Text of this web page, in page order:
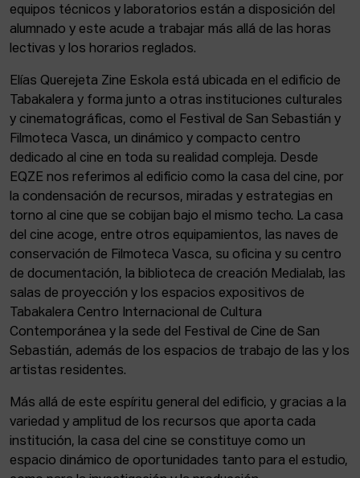
20012 Donostia / San Sebastián
T. 0034 943 545 005
E. info@zine-eskola.eus
equipos técnicos y laboratorios están a disposición del
alumnado y este acude a trabajar más allá de las horas
lectivas y los horarios reglados.
Elías Querejeta Zine Eskola está ubicada en el edificio de
Tabakalera y forma junto a otras instituciones culturales
y cinematográficas, como el Festival de San Sebastián y
Filmoteca Vasca, un dinámico y compacto centro
dedicado al cine en toda su realidad compleja. Desde
EQZE nos referimos al edificio como la casa del cine, por
la condensación de recursos, miradas y estrategias en
torno al cine que se cobijan bajo el mismo techo. La casa
del cine acoge, entre otros equipamientos, las naves de
conservación de Filmoteca Vasca, su oficina y su centro
de documentación, la biblioteca de creación Medialab, las
salas de proyección y los espacios expositivos de
Tabakalera Centro Internacional de Cultura
Contemporánea y la sede del Festival de Cine de San
Sebastián, además de los espacios de trabajo de las y los
artistas residentes.
Más allá de este espíritu general del edificio, y gracias a la
variedad y amplitud de los recursos que aporta cada
institución, la casa del cine se constituye como un
espacio dinámico de oportunidades tanto para el estudio,